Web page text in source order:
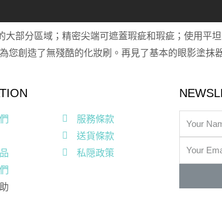
部分區域；精密尖端可遮蓋瑕疵和瑕疵；使用平
創造了無殘酷的化妝刷。再見了基本的眼影塗抹
服務條款
送貨條款
私隠政策